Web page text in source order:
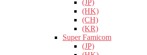
(JP)
(HK)
(CH)
(KR)
Super Famicom
(JP)